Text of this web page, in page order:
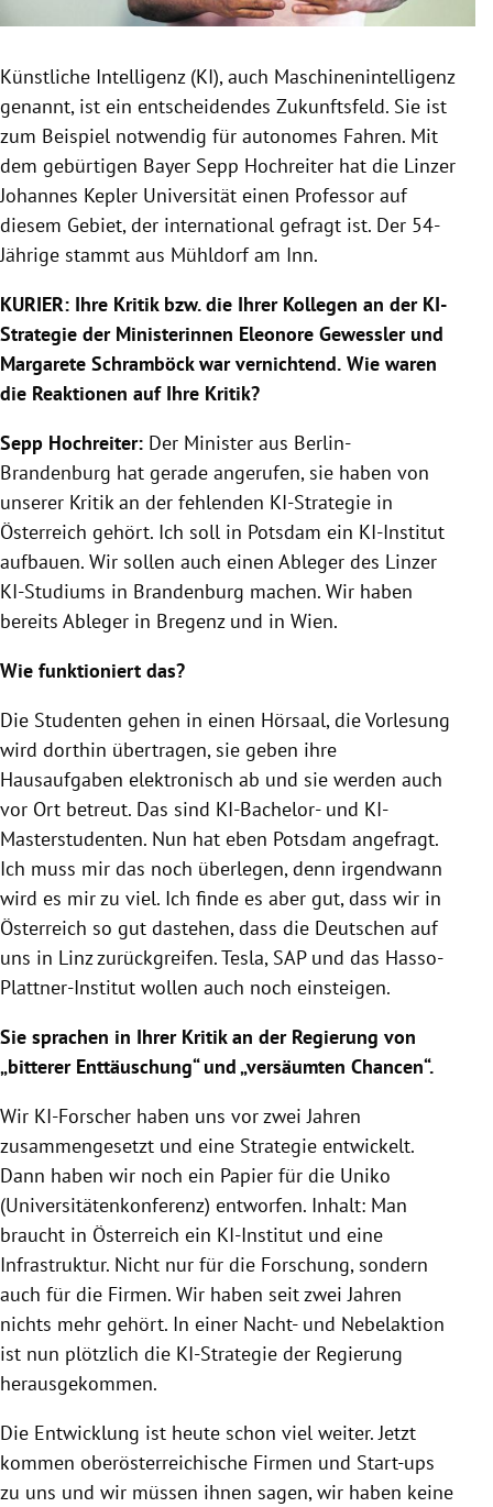
Untermenü
Untermenü
Künstliche Intelligenz (KI), auch Maschinenintelligenz
genannt, ist ein entscheidendes Zukunftsfeld. Sie ist
zum Beispiel notwendig für autonomes Fahren. Mit
dem gebürtigen Bayer Sepp Hochreiter hat die Linzer
Johannes Kepler Universität einen Professor auf
diesem Gebiet, der international gefragt ist. Der 54-
Jährige stammt aus Mühldorf am Inn.
KURIER: Ihre Kritik bzw. die Ihrer Kollegen an der KI-
Strategie der Ministerinnen Eleonore Gewessler und
Margarete Schramböck war vernichtend. Wie waren
die Reaktionen auf Ihre Kritik?
Sepp Hochreiter: Der Minister aus Berlin-
Brandenburg hat gerade angerufen, sie haben von
unserer Kritik an der fehlenden KI-Strategie in
Österreich gehört. Ich soll in Potsdam ein KI-Institut
aufbauen. Wir sollen auch einen Ableger des Linzer
KI-Studiums in Brandenburg machen. Wir haben
bereits Ableger in Bregenz und in Wien.
Wie funktioniert das?
Die Studenten gehen in einen Hörsaal, die Vorlesung
wird dorthin übertragen, sie geben ihre
Hausaufgaben elektronisch ab und sie werden auch
vor Ort betreut. Das sind KI-Bachelor- und KI-
Masterstudenten. Nun hat eben Potsdam angefragt.
Ich muss mir das noch überlegen, denn irgendwann
wird es mir zu viel. Ich finde es aber gut, dass wir in
Österreich so gut dastehen, dass die Deutschen auf
uns in Linz zurückgreifen. Tesla, SAP und das Hasso-
Plattner-Institut wollen auch noch einsteigen.
Sie sprachen in Ihrer Kritik an der Regierung von
„bitterer Enttäuschung“ und „versäumten Chancen“.
Wir KI-Forscher haben uns vor zwei Jahren
zusammengesetzt und eine Strategie entwickelt.
Dann haben wir noch ein Papier für die Uniko
(Universitätenkonferenz) entworfen. Inhalt: Man
braucht in Österreich ein KI-Institut und eine
Infrastruktur. Nicht nur für die Forschung, sondern
auch für die Firmen. Wir haben seit zwei Jahren
nichts mehr gehört. In einer Nacht- und Nebelaktion
ist nun plötzlich die KI-Strategie der Regierung
herausgekommen.
Die Entwicklung ist heute schon viel weiter. Jetzt
kommen oberösterreichische Firmen und Start-ups
zu uns und wir müssen ihnen sagen, wir haben keine